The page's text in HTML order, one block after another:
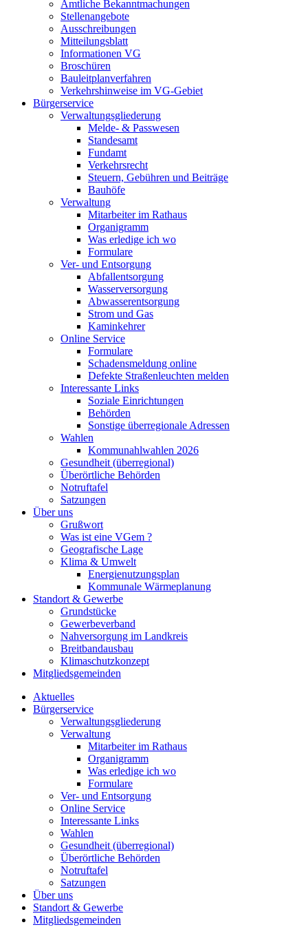
Amtliche Bekanntmachungen
Stellenangebote
Ausschreibungen
Mitteilungsblatt
Informationen VG
Broschüren
Bauleitplanverfahren
Verkehrshinweise im VG-Gebiet
Bürgerservice
Verwaltungsgliederung
Melde- & Passwesen
Standesamt
Fundamt
Verkehrsrecht
Steuern, Gebühren und Beiträge
Bauhöfe
Verwaltung
Mitarbeiter im Rathaus
Organigramm
Was erledige ich wo
Formulare
Ver- und Entsorgung
Abfallentsorgung
Wasserversorgung
Abwasserentsorgung
Strom und Gas
Kaminkehrer
Online Service
Formulare
Schadensmeldung online
Defekte Straßenleuchten melden
Interessante Links
Soziale Einrichtungen
Behörden
Sonstige überregionale Adressen
Wahlen
Kommunahlwahlen 2026
Gesundheit (überregional)
Überörtliche Behörden
Notruftafel
Satzungen
Über uns
Grußwort
Was ist eine VGem ?
Geografische Lage
Klima & Umwelt
Energienutzungsplan
Kommunale Wärmeplanung
Standort & Gewerbe
Grundstücke
Gewerbeverband
Nahversorgung im Landkreis
Breitbandausbau
Klimaschutzkonzept
Mitgliedsgemeinden
Aktuelles
Bürgerservice
Verwaltungsgliederung
Verwaltung
Mitarbeiter im Rathaus
Organigramm
Was erledige ich wo
Formulare
Ver- und Entsorgung
Online Service
Interessante Links
Wahlen
Gesundheit (überregional)
Überörtliche Behörden
Notruftafel
Satzungen
Über uns
Standort & Gewerbe
Mitgliedsgemeinden